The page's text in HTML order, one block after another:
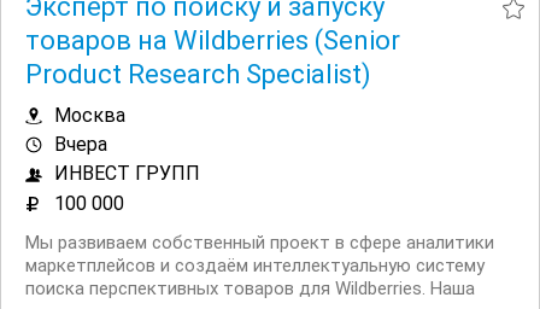
Эксперт по поиску и запуску
товаров на Wildberries (Senior
Product Research Specialist)
Москва
Вчера
ИНВЕСТ ГРУПП
100 000
Мы развиваем собственный проект в сфере аналитики
маркетплейсов и создаём интеллектуальную систему
поиска перспективных товаров для Wildberries. Наша